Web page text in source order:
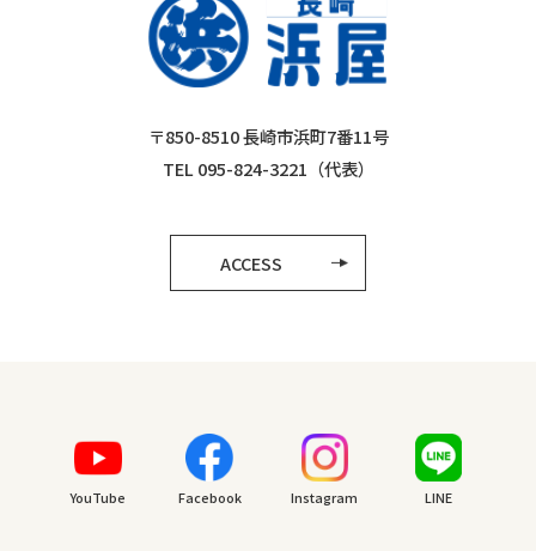
〒850-8510 長崎市浜町7番11号
TEL 095-824-3221（代表）
ACCESS
YouTube Facebook Instagram LINE